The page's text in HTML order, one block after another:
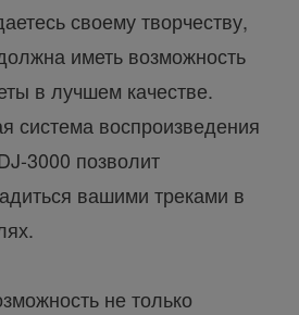
своему творчеству,
иметь возможность
в лучшем качестве.
система воспроизведения
3000 позволит
вашими треками в
не только